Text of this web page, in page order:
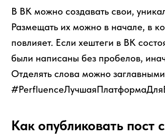
В ВК можно создавать свои,
Размещать их можно в начале, в
повлияет. Если хештеги в ВК
были написаны без пробелов,
Отделять слова можно
Как опубликовать пост